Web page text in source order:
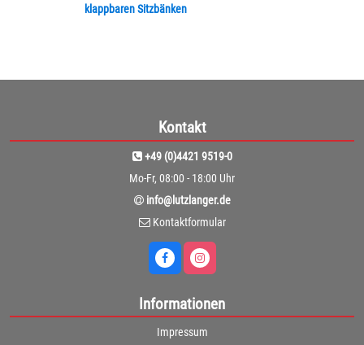
klappbaren Sitzbänken
Kontakt
+49 (0)4421 9519-0
Mo-Fr, 08:00 - 18:00 Uhr
info@lutzlanger.de
Kontaktformular
Informationen
Impressum